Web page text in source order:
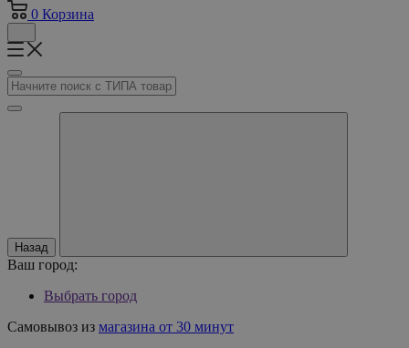
0 Корзина
Назад
Ваш город:
Выбрать город
Самовывоз из магазина от 30 минут